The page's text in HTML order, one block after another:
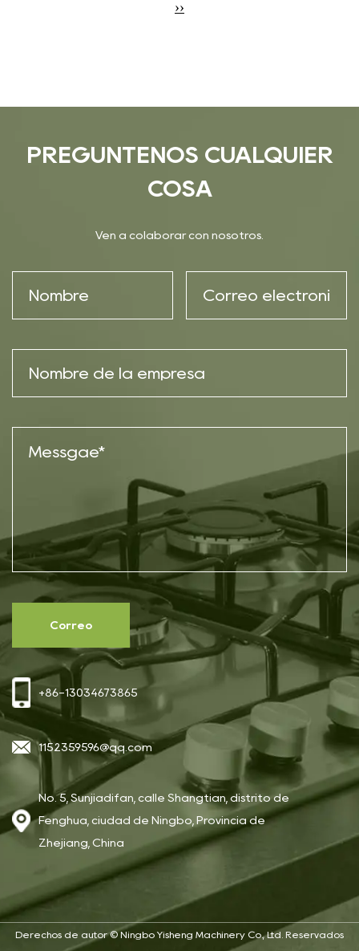
››
PREGÚNTENOS CUALQUIER
COSA
Ven a colaborar con nosotros.
+86-13034673865
1152359596@qq.com
No. 5, Sunjiadifan, calle Shangtian, distrito de
Fenghua, ciudad de Ningbo, Provincia de
Zhejiang, China
Derechos de autor © Ningbo Yisheng Machinery Co., Ltd. Reservados